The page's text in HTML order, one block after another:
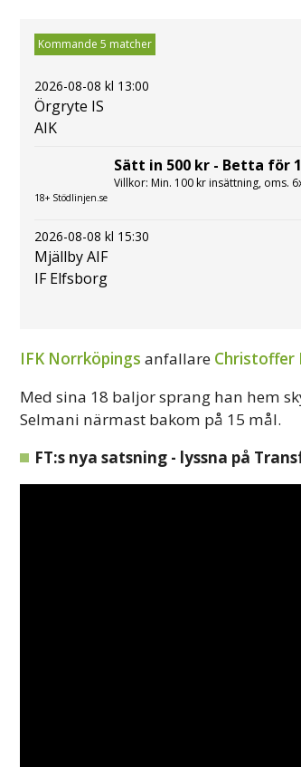
Kommande 5 matcher
2026-08-08 kl 13:00
Örgryte IS
AIK
18+ Stödlinjen.se
Sätt in 500 kr - Betta för
Villkor: Min. 100 kr insättning, oms.
2026-08-08 kl 15:30
Mjällby AIF
IF Elfsborg
IFK Norrköpings anfallare Christoffer
Med sina 18 baljor sprang han hem
Selmani närmast bakom på 15 mål.
FT:s nya satsning - lyssna på